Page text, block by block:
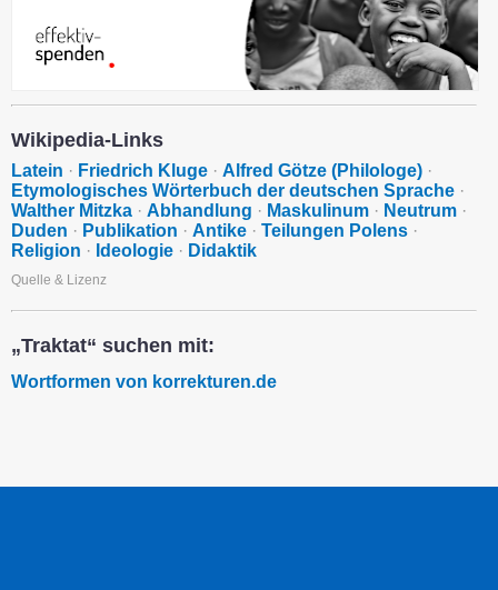
Wikipedia-Links
Latein · Friedrich Kluge · Alfred Götze (Philologe) ·
Etymologisches Wörterbuch der deutschen Sprache ·
Walther Mitzka · Abhandlung · Maskulinum · Neutrum ·
Duden · Publikation · Antike · Teilungen Polens ·
Religion · Ideologie · Didaktik
Quelle & Lizenz
„Traktat“ suchen mit:
Wortformen von korrekturen.de